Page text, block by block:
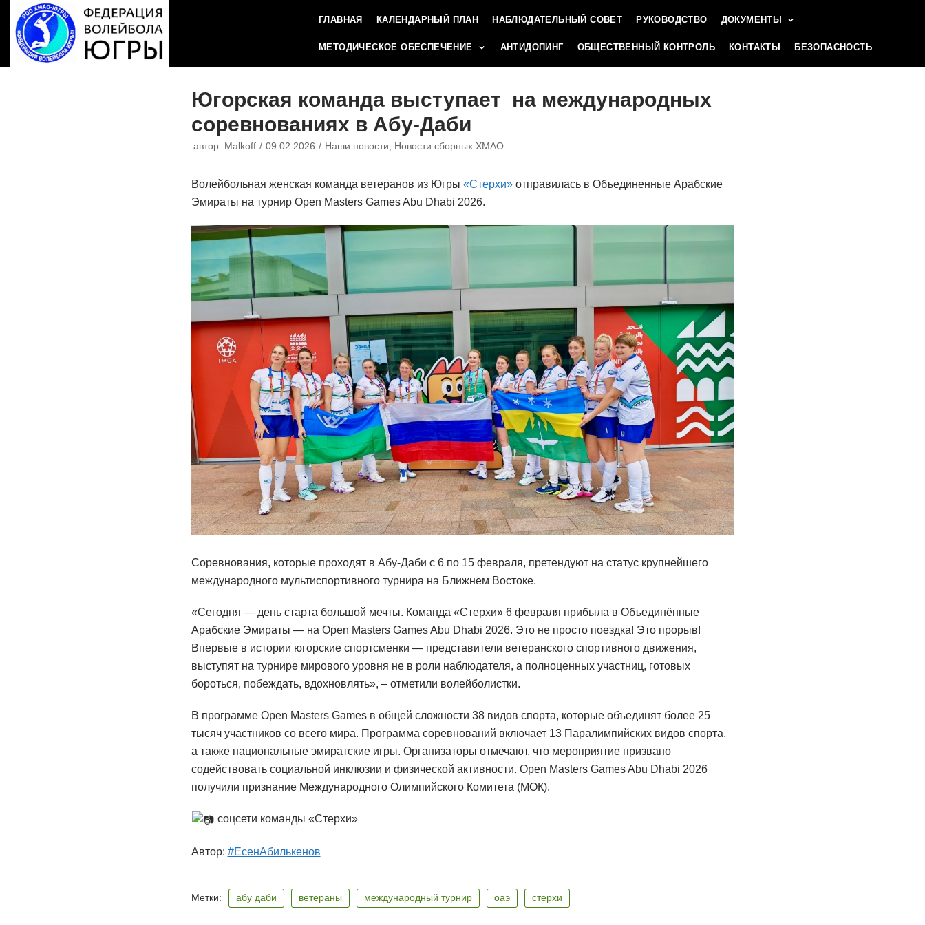
Перейти
к
содержимому
ГЛАВНАЯ КАЛЕНДАРНЫЙ ПЛАН НАБЛЮДАТЕЛЬНЫЙ СОВЕТ РУКОВОДСТВО ДОКУМЕНТЫ
МЕТОДИЧЕСКОЕ ОБЕСПЕЧЕНИЕ АНТИДОПИНГ ОБЩЕСТВЕННЫЙ КОНТРОЛЬ КОНТАКТЫ БЕЗОПАСНОСТЬ
Югорская команда выступает на международных
соревнованиях в Абу-Даби
автор: Malkoff 09.02.2026 Наши новости, Новости сборных ХМАО
Волейбольная женская команда ветеранов из Югры «Стерхи»отправилась в Объединенные Арабские
Эмираты на турнир Open Masters Games Abu Dhabi 2026.
Соревнования, которые проходят в Абу-Даби с 6 по 15 февраля, претендуют на статус крупнейшего
международного мультиспортивного турнира на Ближнем Востоке.
«Сегодня — день старта большой мечты. Команда «Стерхи» 6 февраля прибыла в Объединённые
Арабские Эмираты — на Open Masters Games Abu Dhabi 2026. Это не просто поездка! Это прорыв!
Впервые в истории югорские спортсменки — представители ветеранского спортивного движения,
выступят на турнире мирового уровня не в роли наблюдателя, а полноценных участниц, готовых
бороться, побеждать, вдохновлять», – отметили волейболистки.
В программе Open Masters Games в общей сложности 38 видов спорта, которые объединят более 25
тысяч участников со всего мира. Программа соревнований включает 13 Паралимпийских видов спорта,
а также национальные эмиратские игры. Организаторы отмечают, что мероприятие призвано
содействовать социальной инклюзии и физической активности. Open Masters Games Abu Dhabi 2026
получили признание Международного Олимпийского Комитета (МОК).
соцсети команды «Стерхи»
Автор: #ЕсенАбилькенов
Метки: абу даби ветераны международный турнир оаэ стерхи